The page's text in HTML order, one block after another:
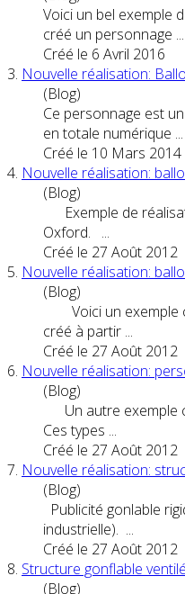
Voici un bel exemple
créé un personnage ...
Créé le 6 Avril 2016
3. Nouvelle réalisation:
(Blog)
Ce personnage est
en totale numérique ...
Créé le 10 Mars 2014
4. Nouvelle réalisation:
(Blog)
Exemple de
Oxford. ...
Créé le 27 Août 2012
5. Nouvelle réalisation:
(Blog)
Voici un exemple
créé à partir ...
Créé le 27 Août 2012
6. Nouvelle réalisation:
(Blog)
Un autre exemple
Ces types ...
Créé le 27 Août 2012
7. Nouvelle réalisation:
(Blog)
Publicité gonlable
industrielle). ...
Créé le 27 Août 2012
8. Structure gonflable
(Blog)